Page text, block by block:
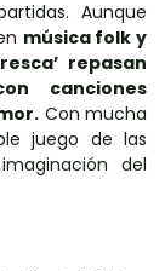
Aunque
música folk y
repasan
canciones
Con mucha
juego de las
del